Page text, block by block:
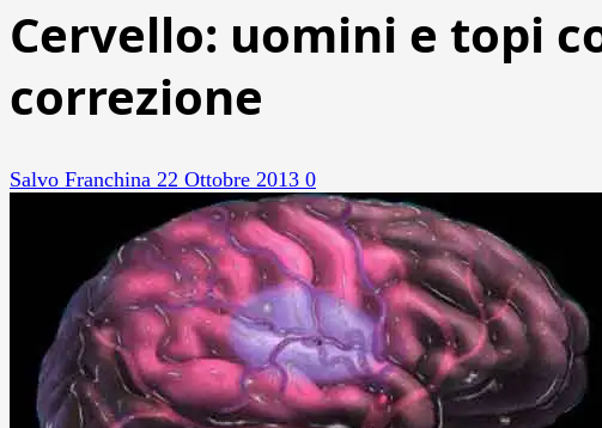
Cervello: uomini e topi
correzione
Salvo Franchina 22 Ottobre 2013 0